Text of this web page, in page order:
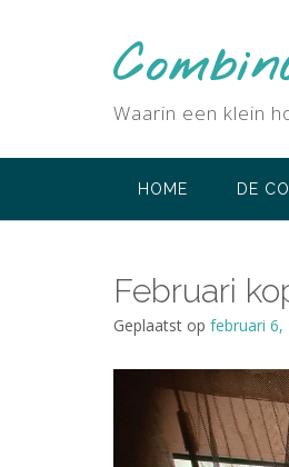
Waarin een klein
HOME DE
Februari
Geplaatst op februari 6,